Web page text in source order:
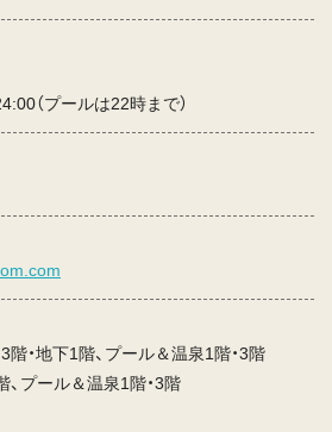
（プールは22時まで）
3階・地下1階、プール＆温泉1階・3階
、プール＆温泉1階・3階